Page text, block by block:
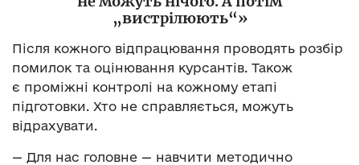
„вистрілюють“»
Після кожного відпрацювання проводять розбір
помилок та оцінювання курсантів. Також
є проміжні контролі на кожному етапі
підготовки. Хто не справляється, можуть
відрахувати.
— Для нас головне — навчити методично